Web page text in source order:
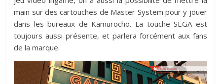
main sur des cartouches de Master System pour y jouer
dans les bureaux de Kamurocho. La touche SEGA est
toujours aussi présente, et parlera forcément aux fans
de la marque.